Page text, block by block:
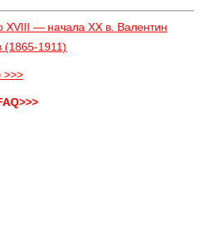
XVIII — начала XX в. Валентин
(1865-1911)
>>>